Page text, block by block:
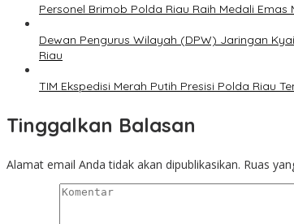
Personel Brimob Polda Riau Raih Medali
Dewan Pengurus Wilayah (DPW) Jaringan
Riau
TIM Ekspedisi Merah Putih Presisi Polda Riau
Tinggalkan Balasan
Alamat email Anda tidak akan dipublikasikan. Ruas